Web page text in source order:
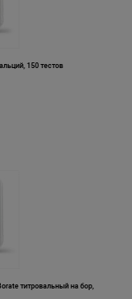
150 тестов
титровальный на бор,